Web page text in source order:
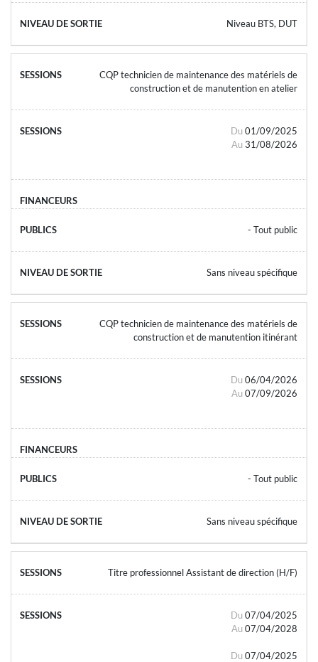
Niveau BTS, DUT
CQP technicien de maintenance des matériels de
construction et de manutention en atelier
Du 01/09/2025
Au 31/08/2026
- Tout public
Sans niveau spécifique
CQP technicien de maintenance des matériels de
construction et de manutention itinérant
Du 06/04/2026
Au 07/09/2026
- Tout public
Sans niveau spécifique
Titre professionnel Assistant de direction (H/F)
Du 07/04/2025
Au 07/04/2028
Du 07/04/2025